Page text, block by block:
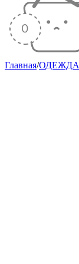
Главная/ОДЕЖДА